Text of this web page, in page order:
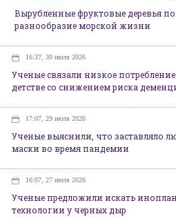
Вырубленные фруктовые деревья
разнообразие морской жизни
16:37, 30 июля 2026
Ученые связали низкое потребление
детстве со снижением риска
17:07, 29 июля 2026
Ученые выяснили, что заставляло
маски во время пандемии
16:07, 27 июля 2026
Ученые предложили искать
технологии у черных дыр